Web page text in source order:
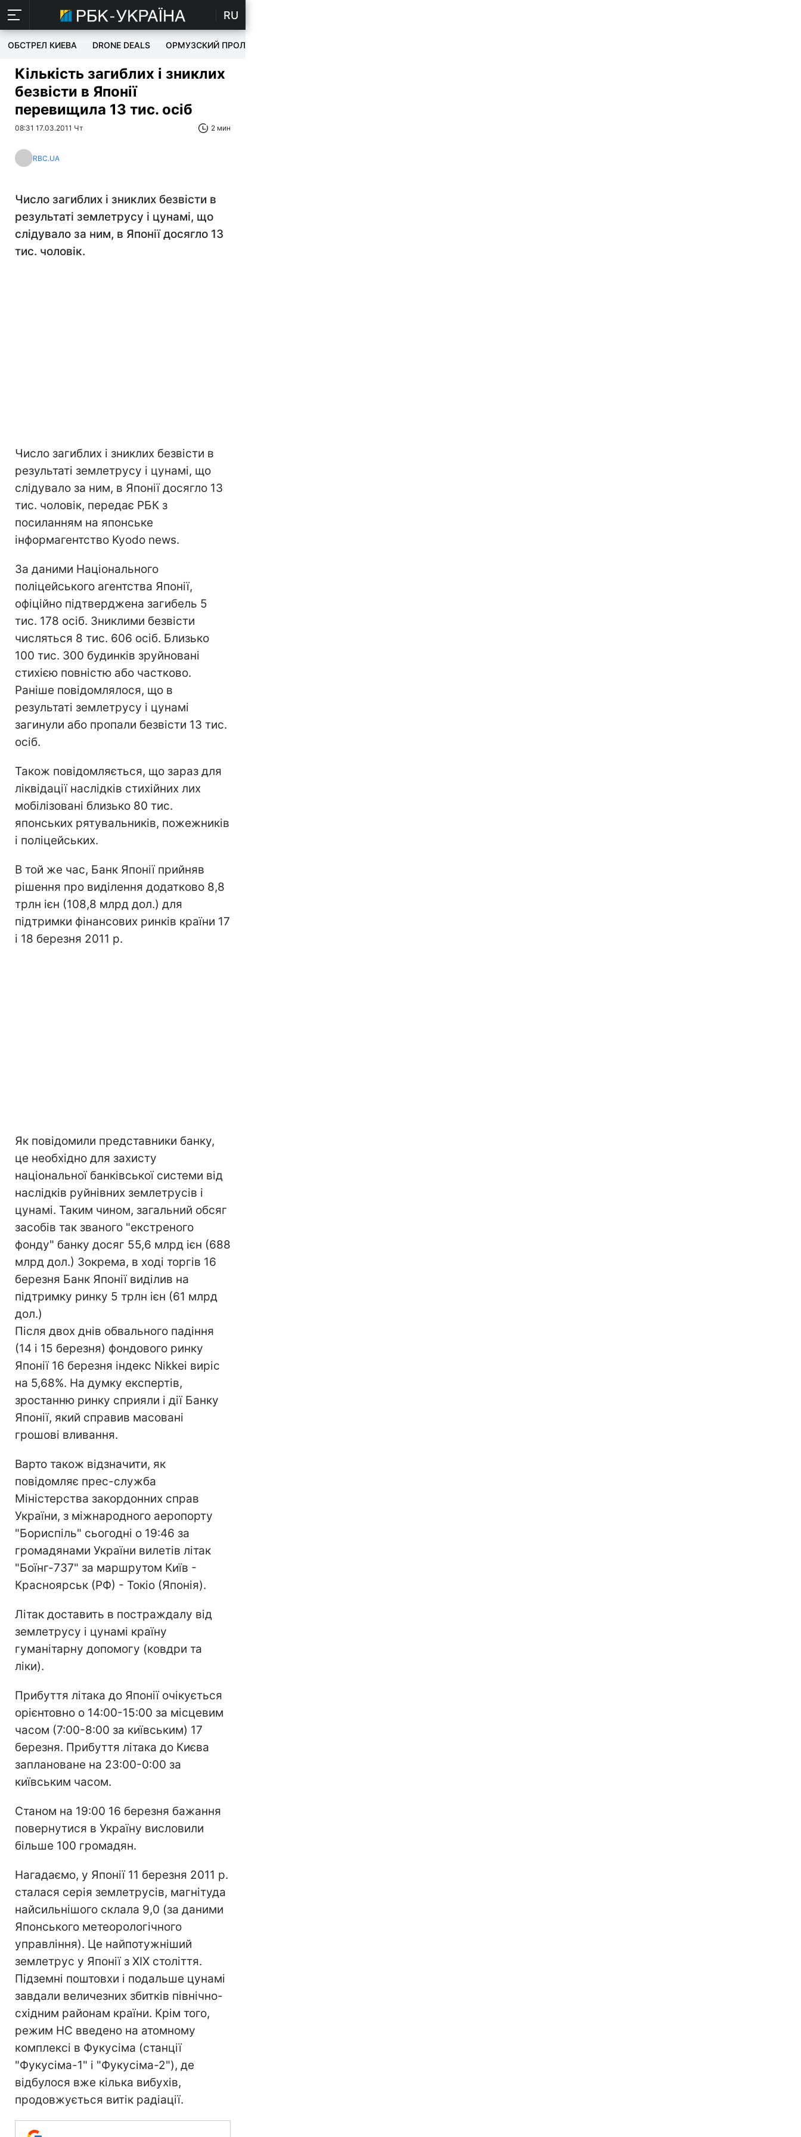
RU
ОБСТРЕЛ КИЕВА DRONE DEALS ОРМУЗСКИЙ ПРОЛИВ
Кількість загиблих і зниклих
безвісти в Японії
перевищила 13 тис. осіб
08:31 17.03.2011 Чт 2 мин
RBC.UA
Число загиблих і зниклих безвісти в
результаті землетрусу і цунамі, що
слідувало за ним, в Японії досягло 13
тис. чоловік.
Число загиблих і зниклих безвісти в
результаті землетрусу і цунамі, що
слідувало за ним, в Японії досягло 13
тис. чоловік, передає РБК з
посиланням на японське
інформагентство Kyodo news.
За даними Національного
поліцейського агентства Японії,
офіційно підтверджена загибель 5
тис. 178 осіб. Зниклими безвісти
числяться 8 тис. 606 осіб. Близько
100 тис. 300 будинків зруйновані
стихією повністю або частково.
Раніше повідомлялося, що в
результаті землетрусу і цунамі
загинули або пропали безвісти 13 тис.
осіб.
Також повідомляється, що зараз для
ліквідації наслідків стихійних лих
мобілізовані близько 80 тис.
японських рятувальників, пожежників
і поліцейських.
В той же час, Банк Японії прийняв
рішення про виділення додатково 8,8
трлн ієн (108,8 млрд дол.) для
підтримки фінансових ринків країни 17
і 18 березня 2011 р.
Як повідомили представники банку,
це необхідно для захисту
національної банківської системи від
наслідків руйнівних землетрусів і
цунамі. Таким чином, загальний обсяг
засобів так званого "екстреного
фонду" банку досяг 55,6 млрд ієн (688
млрд дол.) Зокрема, в ході торгів 16
березня Банк Японії виділив на
підтримку ринку 5 трлн ієн (61 млрд
дол.)
Після двох днів обвального падіння
(14 і 15 березня) фондового ринку
Японії 16 березня індекс Nikkei виріс
на 5,68%. На думку експертів,
зростанню ринку сприяли і дії Банку
Японії, який справив масовані
грошові вливання.
Варто також відзначити, як
повідомляє прес-служба
Міністерства закордонних справ
України, з міжнародного аеропорту
"Бориспіль" сьогодні о 19:46 за
громадянами України вилетів літак
"Боїнг-737" за маршрутом Київ -
Красноярськ (РФ) - Токіо (Японія).
Літак доставить в постраждалу від
землетрусу і цунамі країну
гуманітарну допомогу (ковдри та
ліки).
Прибуття літака до Японії очікується
орієнтовно о 14:00-15:00 за місцевим
часом (7:00-8:00 за київським) 17
березня. Прибуття літака до Києва
заплановане на 23:00-0:00 за
київським часом.
Станом на 19:00 16 березня бажання
повернутися в Україну висловили
більше 100 громадян.
Нагадаємо, у Японії 11 березня 2011 р.
сталася серія землетрусів, магнітуда
найсильнішого склала 9,0 (за даними
Японського метеорологічного
управління). Це найпотужніший
землетрус у Японії з XIX століття.
Підземні поштовхи і подальше цунамі
завдали величезних збитків північно-
східним районам країни. Крім того,
режим НС введено на атомному
комплексі в Фукусіма (станції
"Фукусіма-1" і "Фукусіма-2"), де
відбулося вже кілька вибухів,
продовжується витік радіації.